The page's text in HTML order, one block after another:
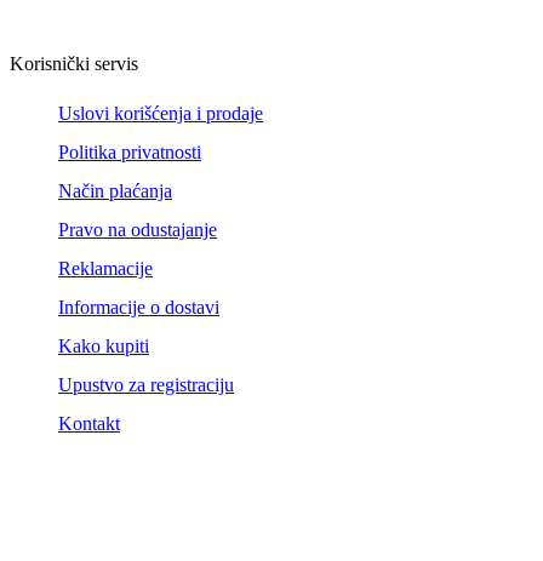
Korisnički servis
Uslovi korišćenja i prodaje
Politika privatnosti
Način plaćanja
Pravo na odustajanje
Reklamacije
Informacije o dostavi
Kako kupiti
Upustvo za registraciju
Kontakt